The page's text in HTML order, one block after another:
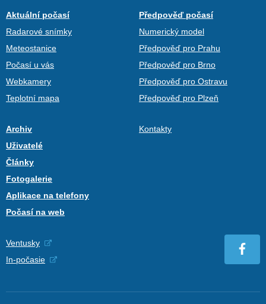
Aktuální počasí
Radarové snímky
Meteostanice
Počasí u vás
Webkamery
Teplotní mapa
Předpověď počasí
Numerický model
Předpověď pro Prahu
Předpověď pro Brno
Předpověď pro Ostravu
Předpověď pro Plzeň
Archiv
Uživatelé
Články
Fotogalerie
Aplikace na telefony
Počasí na web
Kontakty
Ventusky
In-počasie